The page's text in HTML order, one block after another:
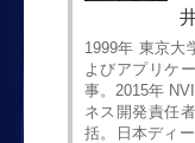
1999年 東京大
よびアプリケ
事。2015年
ネス開発責任
括。日本ディ